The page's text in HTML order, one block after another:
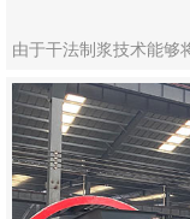
由于干法制浆技术能够